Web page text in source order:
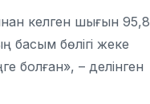
келген шығын 95,8
бөлігі жеке
болған», – делінген